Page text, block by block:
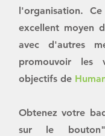
l'organisation.
excellent moyen
avec d'autres
promouvoir les
objectifs de
Obtenez votre
sur le